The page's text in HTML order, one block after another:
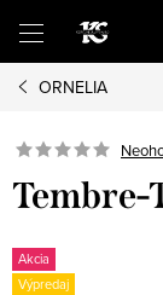
obsah
ORNELIA
Akcia
Výpredaj